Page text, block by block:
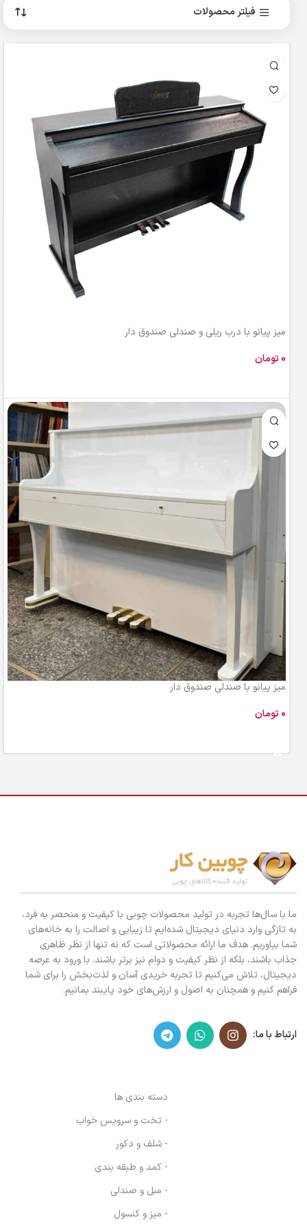
فیلتر محصولات
میز پیانو با درب ریلی و صندلی صندوق دار
تومان
میز پیانو با صندلی صندوق دار
تومان
ما با سال‌ها تجربه در تولید محصولات چوبی با کیفیت و منحصر به فرد،
به تازگی وارد دنیای دیجیتال شده‌ایم تا زیبایی و اصالت را به خانه‌های
شما بیاوریم. هدف ما ارائه محصولاتی است که نه تنها از نظر ظاهری
جذاب باشند، بلکه از نظر کیفیت و دوام نیز برتر باشند. با ورود به عرصه
دیجیتال، تلاش می‌کنیم تا تجربه خریدی آسان و لذت‌بخش را برای شما
فراهم کنیم و همچنان به اصول و ارزش‌های خود پایبند بمانیم.
ارتباط با ما:
دسته بندی ها
- تخت و سرویس خواب
- شلف و دکور
- کمد و طبقه بندی
- مبل و صندلی
- میز و کنسول